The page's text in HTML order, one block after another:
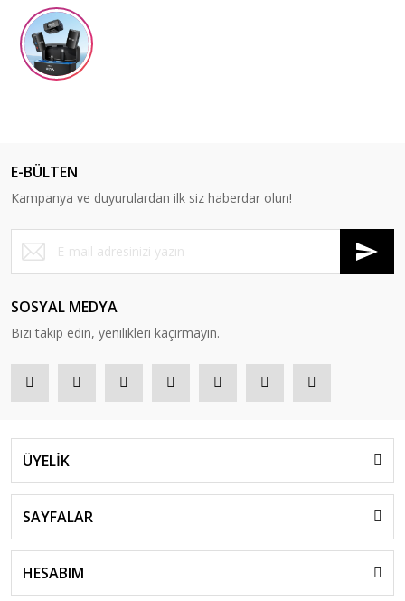
E-BÜLTEN
Kampanya ve duyurulardan ilk siz haberdar olun!
SOSYAL MEDYA
Bizi takip edin, yenilikleri kaçırmayın.
ÜYELİK
SAYFALAR
HESABIM